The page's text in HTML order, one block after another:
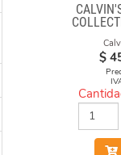
OPERA
$